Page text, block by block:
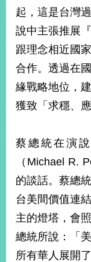
際
傳
播
府
資
公
為
民
服
務
本
部
相
關
起，這是台灣
說中主張推展
跟理念相近國
合作。透過在
緣戰略地位，
獲致「求穩、
蔡總統在演
（Michael R.
的談話。蔡總
台美間價值連
主的燈塔，會
總統所說：「
所有華人展開